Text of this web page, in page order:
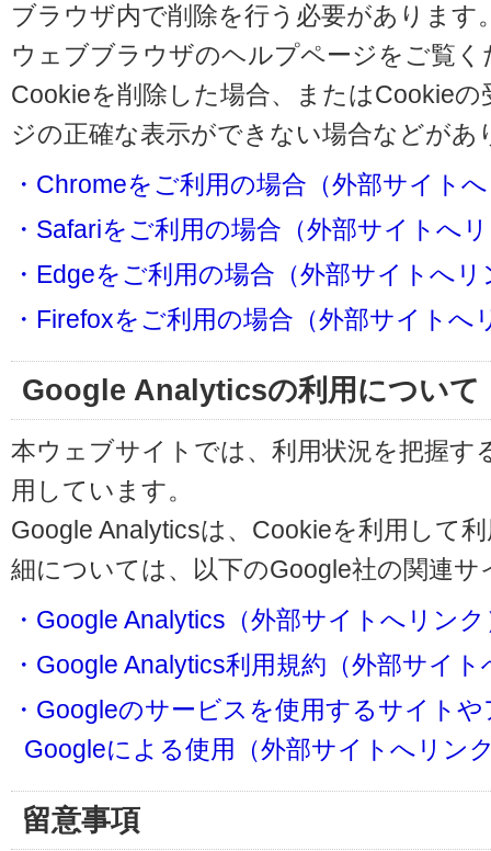
ブラウザ内で削除を行う必要があります
ウェブブラウザのヘルプページをご覧く
Cookieを削除した場合、またはCookie
ジの正確な表示ができない場合などが
・Chromeをご利用の場合（外部サイト
・Safariをご利用の場合（外部サイトへ
・Edgeをご利用の場合（外部サイトへリ
・Firefoxをご利用の場合（外部サイトへ
Google Analyticsの利用について
本ウェブサイトでは、利用状況を把握す
用しています。
Google Analyticsは、Cookieを利用して
細については、以下のGoogle社の関連
・Google Analytics（外部サイトへリンク
・Google Analytics利用規約（外部サイ
・Googleのサービスを使用するサイト
Googleによる使用（外部サイトへリン
留意事項